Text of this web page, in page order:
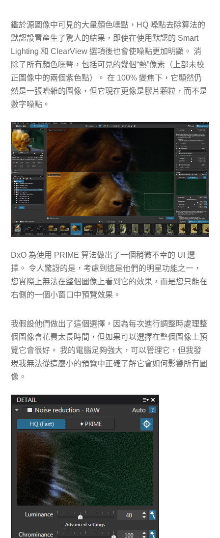
鑑於源圖像中可見的大量顏色噪點，HQ 噪點去除算法的
默認設置產生了驚人的結果，即使在使用默認的 Smart
Lighting 和 ClearView 選項後也會使噪點更加明顯。 消
除了所有顏色噪聲，包括可見的幾個“熱”像素（上部未校
正圖像中的兩個紫色點）。 在 100% 變焦下，它顯然仍
然是一張嘈雜的圖像，但它現在更像是膠片顆粒，而不是
數字噪點。
DxO 為使用 PRIME 算法做出了一個稍微不幸的 UI 選
擇。 令人驚訝的是，考慮到這是他們的明星功能之一，
您實際上無法在整個圖像上看到它的效果，而是您只能在
右側的一個小窗口中預覽效果。
我假設他們做出了這個選擇，因為每次進行調整時處理整
個圖像會花費太長時間，但如果可以選擇在整個圖像上預
覽它會很好。 我的電腦足夠強大，可以管理它，但我發
現我無法從這麼小的預覽中正確了解它會如何影響所有圖
像。